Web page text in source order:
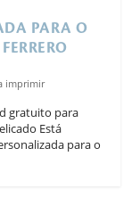
PARA O
imprimir
gratuito para
Está
para o